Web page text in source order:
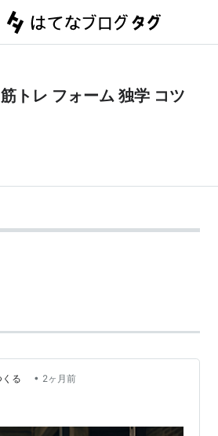
筋トレ フォーム 独学 コツ
くる • 2ヶ月前